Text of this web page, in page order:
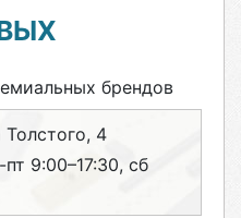
брендов
4
пт 9:00–17:30, сб